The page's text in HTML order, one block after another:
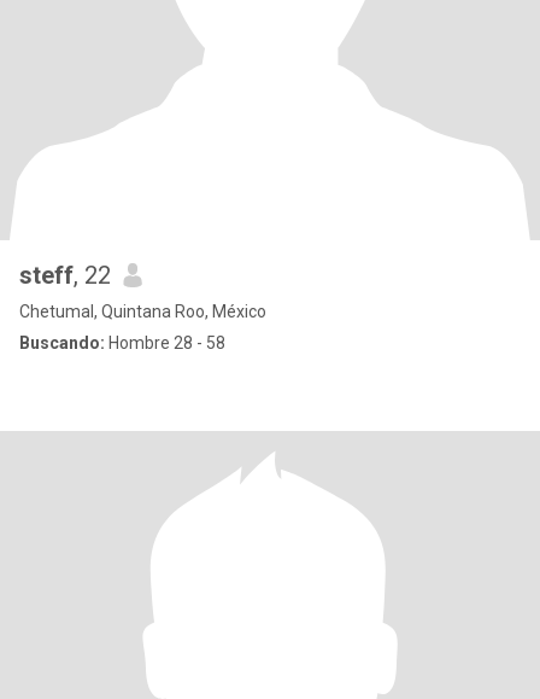
steff, 22
Chetumal, Quintana Roo, México
Buscando: Hombre 28 - 58